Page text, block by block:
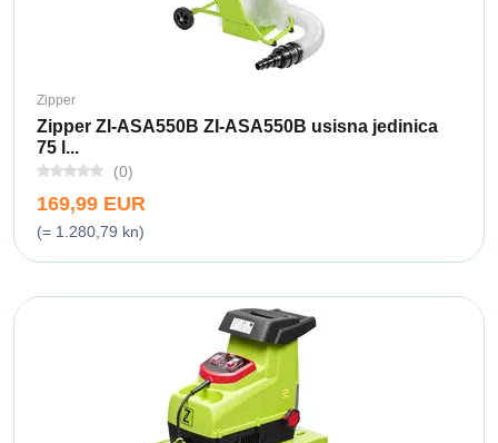
Zipper
Zipper ZI-ASA550B ZI-ASA550B usisna jedinica
75 l...
(0)
169,99 EUR
(= 1.280,79 kn)